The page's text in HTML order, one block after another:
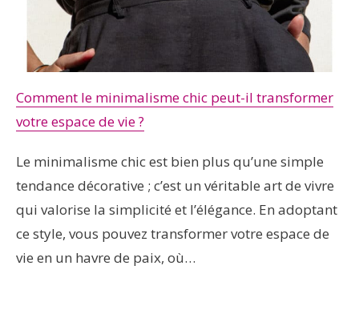
Comment le minimalisme chic peut-il transformer
votre espace de vie ?
Le minimalisme chic est bien plus qu’une simple
tendance décorative ; c’est un véritable art de vivre
qui valorise la simplicité et l’élégance. En adoptant
ce style, vous pouvez transformer votre espace de
vie en un havre de paix, où…